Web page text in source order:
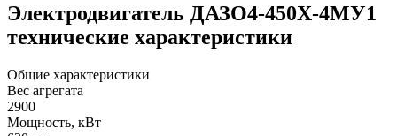
Электродвигатель ДАЗО4-450Х-4МУ1
технические характеристики
Общие характеристики
Вес агрегата
2900
Мощность, кВт